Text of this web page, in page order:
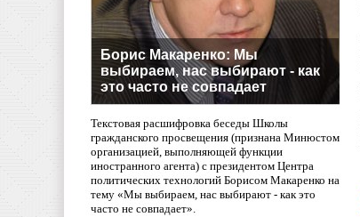
Борис Макаренко: Мы
выбираем, нас выбирают - как
это часто не совпадает
Текстовая расшифровка беседы Школы
гражданского просвещения (признана Минюстом
организацией, выполняющей функции
иностранного агента) с президентом Центра
политических технологий Борисом Макаренко на
тему «Мы выбираем, нас выбирают - как это
часто не совпадает».